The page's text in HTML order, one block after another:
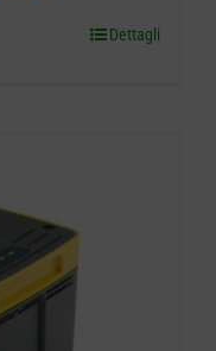
prezzoDettagli